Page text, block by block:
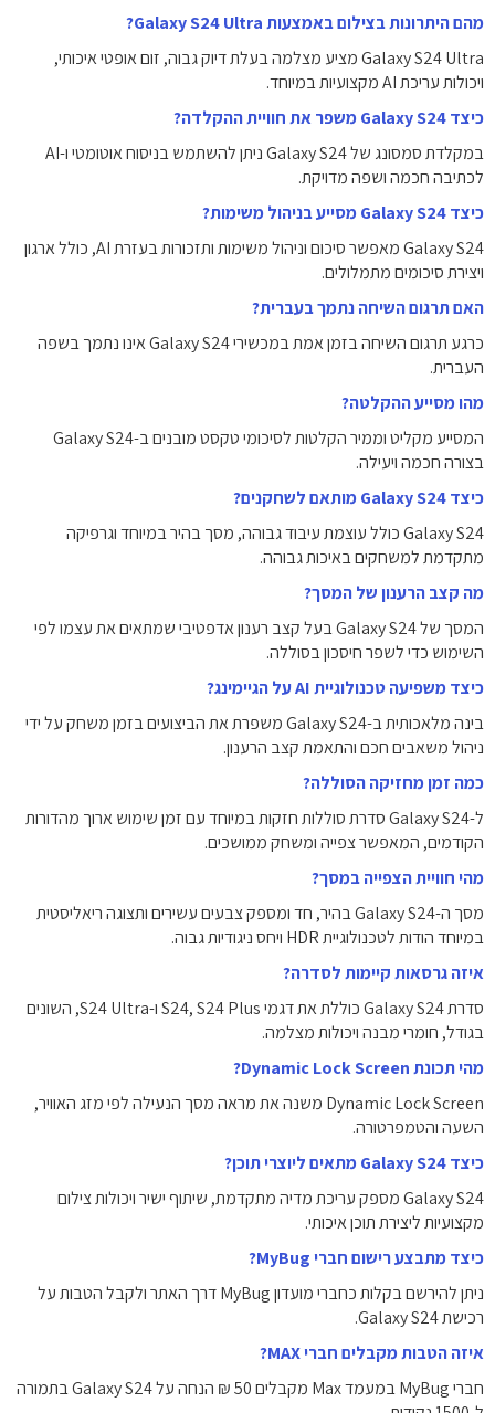
מהם היתרונות בצילום באמצעות Galaxy S24 Ultra?
Galaxy S24 Ultra מציע מצלמה בעלת דיוק גבוה, זום אופטי איכותי,
ויכולות עריכת AI מקצועיות במיוחד.
כיצד Galaxy S24 משפר את חוויית ההקלדה?
במקלדת סמסונג של Galaxy S24 ניתן להשתמש בניסוח אוטומטי ו-AI
לכתיבה חכמה ושפה מדויקת.
כיצד Galaxy S24 מסייע בניהול משימות?
Galaxy S24 מאפשר סיכום וניהול משימות ותזכורות בעזרת AI, כולל ארגון
ויצירת סיכומים מתמלולים.
האם תרגום השיחה נתמך בעברית?
כרגע תרגום השיחה בזמן אמת במכשירי Galaxy S24 אינו נתמך בשפה
העברית.
מהו מסייע ההקלטה?
המסייע מקליט וממיר הקלטות לסיכומי טקסט מובנים ב-Galaxy S24
בצורה חכמה ויעילה.
כיצד Galaxy S24 מותאם לשחקנים?
Galaxy S24 כולל עוצמת עיבוד גבוהה, מסך בהיר במיוחד וגרפיקה
מתקדמת למשחקים באיכות גבוהה.
מה קצב הרענון של המסך?
המסך של Galaxy S24 בעל קצב רענון אדפטיבי שמתאים את עצמו לפי
השימוש כדי לשפר חיסכון בסוללה.
כיצד משפיעה טכנולוגיית AI על הגיימינג?
בינה מלאכותית ב-Galaxy S24 משפרת את הביצועים בזמן משחק על ידי
ניהול משאבים חכם והתאמת קצב הרענון.
כמה זמן מחזיקה הסוללה?
ל-Galaxy S24 סדרת סוללות חזקות במיוחד עם זמן שימוש ארוך מהדורות
הקודמים, המאפשר צפייה ומשחק ממושכים.
מהי חוויית הצפייה במסך?
מסך ה-Galaxy S24 בהיר, חד ומספק צבעים עשירים ותצוגה ריאליסטית
במיוחד הודות לטכנולוגיית HDR ויחס ניגודיות גבוה.
איזה גרסאות קיימות לסדרה?
סדרת Galaxy S24 כוללת את דגמי S24, S24 Plus ו-S24 Ultra, השונים
בגודל, חומרי מבנה ויכולות מצלמה.
מהי תכונת Dynamic Lock Screen?
Dynamic Lock Screen משנה את מראה מסך הנעילה לפי מזג האוויר,
השעה והטמפרטורה.
כיצד Galaxy S24 מתאים ליוצרי תוכן?
Galaxy S24 מספק עריכת מדיה מתקדמת, שיתוף ישיר ויכולות צילום
מקצועיות ליצירת תוכן איכותי.
כיצד מתבצע רישום חברי MyBug?
ניתן להירשם בקלות כחברי מועדון MyBug דרך האתר ולקבל הטבות על
רכישת Galaxy S24.
איזה הטבות מקבלים חברי MAX?
חברי MyBug במעמד Max מקבלים 50 ₪ הנחה על Galaxy S24 בתמורה